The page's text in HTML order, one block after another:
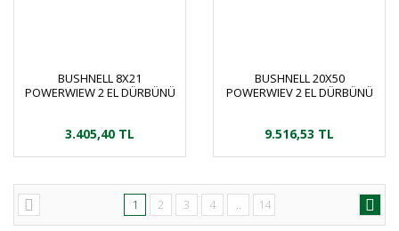
BUSHNELL 8X21
POWERWIEW 2 EL DÜRBÜNÜ
3.405,40 TL
BUSHNELL 20X50
POWERWIEV 2 EL DÜRBÜNÜ
9.516,53 TL
1 2 3 4 .. 14